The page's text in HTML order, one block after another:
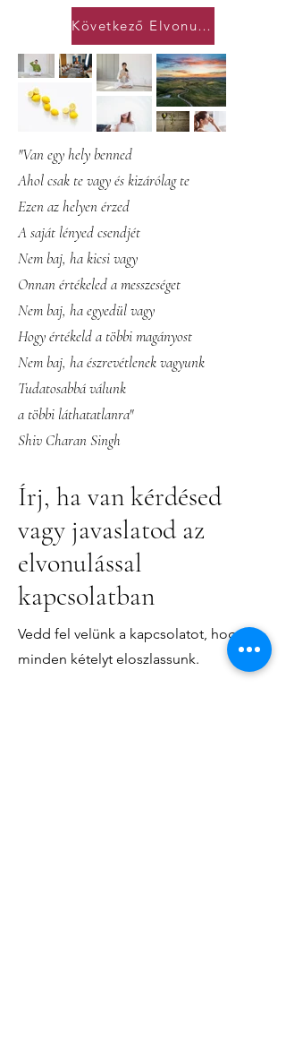
Következő Elvonulás
"Van egy hely benned
Ahol csak te vagy és kizárólag te
Ezen az helyen érzed
A saját lényed csendjét
Nem baj, ha kicsi vagy
Onnan értékeled a messzeséget
Nem baj, ha egyedül vagy
Hogy értékeld a többi magányost
Nem baj, ha észrevétlenek vagyunk
Tudatosabbá válunk
a többi láthatatlanra"
Shiv Charan Singh
Írj, ha van kérdésed
vagy javaslatod az
elvonulással
kapcsolatban
Vedd fel velünk a kapcsolatot, hogy
minden kételyt eloszlassunk.